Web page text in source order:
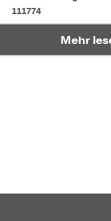
111774
Mehr